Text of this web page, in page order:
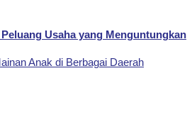
Usaha yang Menguntungkan